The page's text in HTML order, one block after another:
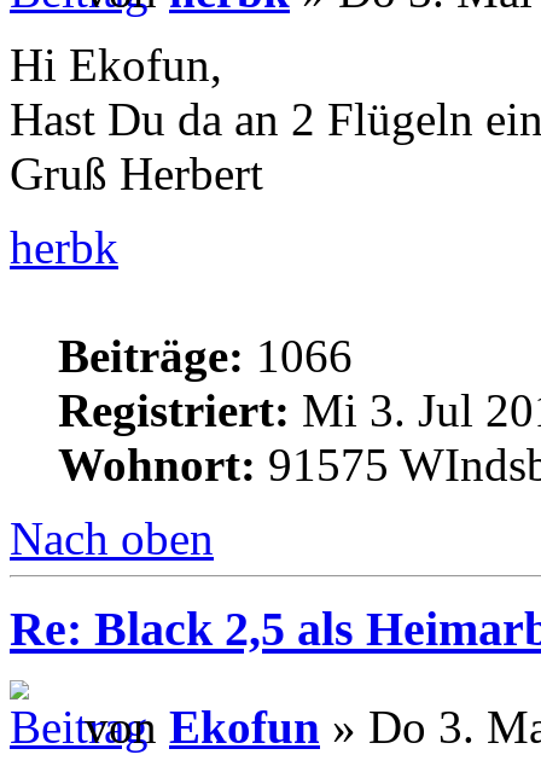
Hi Ekofun,
Hast Du da an 2 Flügeln
Gruß Herbert
herbk
Beiträge: 1066
Registriert: Mi 3. Jul
Wohnort: 91575
Nach oben
Re: Black 2,5 als
von Ekofun » Do 3.